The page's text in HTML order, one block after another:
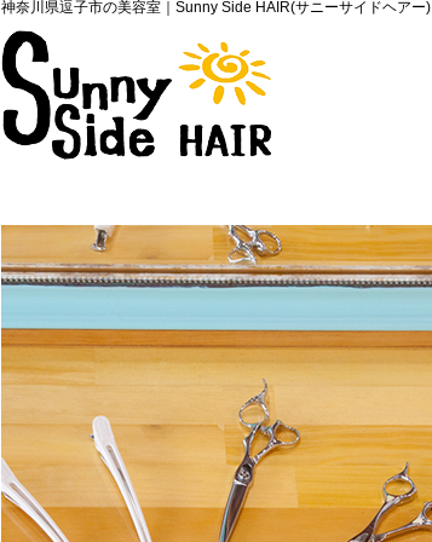
神奈川県逗子市の美容室｜Sunny Side HAIR(サニーサイドヘアー)